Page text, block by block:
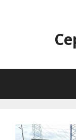
содержимому